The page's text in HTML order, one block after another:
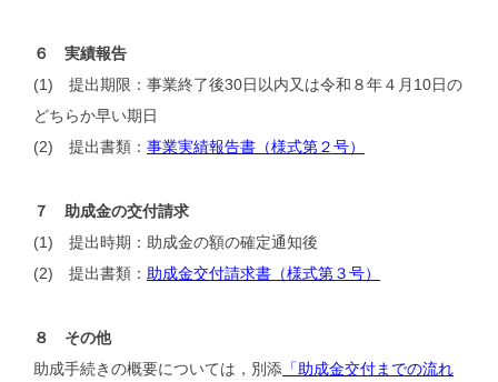
６ 実績報告
(1) 提出期限：事業終了後30日以内又は令和８年４月10日の
どちらか早い期日
(2) 提出書類： 事業実績報告書（様式第２号）
７ 助成金の交付請求
(1) 提出時期：助成金の額の確定通知後
(2) 提出書類： 助成金交付請求書（様式第３号）
８ その他
助成手続きの概要については，別添 「助成金交付までの流れ